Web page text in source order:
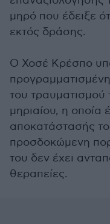
μηρό που έδειξε
εκτός δράσης.
Ο Χοσέ Κρέσπο
του τραυματισμού
μηριαίου, η οποία
αποκατάστασής
προσδοκώμενη
του δεν έχει
θεραπείες.